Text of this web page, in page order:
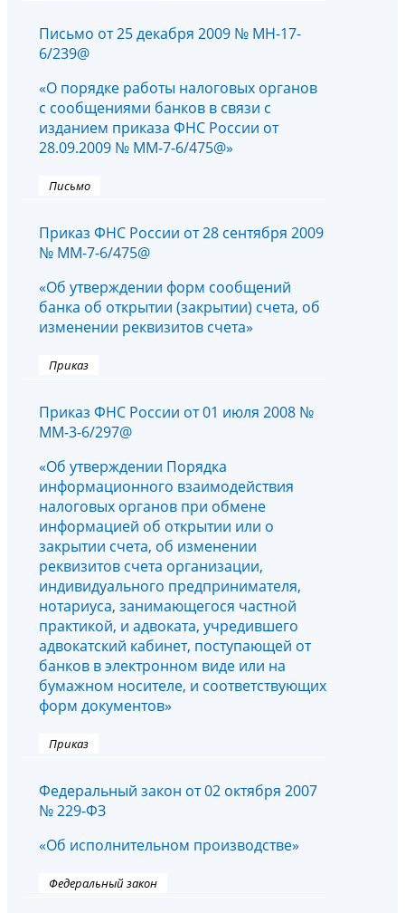
Письмо от 25 декабря 2009 № МН-17-
6/239@
«О порядке работы налоговых органов
с сообщениями банков в связи с
изданием приказа ФНС России от
28.09.2009 № ММ-7-6/475@»
Письмо
Приказ ФНС России от 28 сентября 2009
№ ММ-7-6/475@
«Об утверждении форм сообщений
банка об открытии (закрытии) счета, об
изменении реквизитов счета»
Приказ
Приказ ФНС России от 01 июля 2008 №
ММ-3-6/297@
«Об утверждении Порядка
информационного взаимодействия
налоговых органов при обмене
информацией об открытии или о
закрытии счета, об изменении
реквизитов счета организации,
индивидуального предпринимателя,
нотариуса, занимающегося частной
практикой, и адвоката, учредившего
адвокатский кабинет, поступающей от
банков в электронном виде или на
бумажном носителе, и соответствующих
форм документов»
Приказ
Федеральный закон от 02 октября 2007
№ 229-ФЗ
«Об исполнительном производстве»
Федеральный закон